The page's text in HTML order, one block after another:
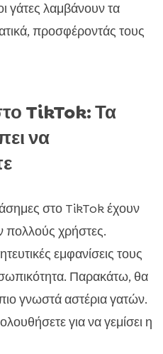
γάτες λαμβάνουν τα
προσφέροντάς τους
TikTok: Τα
να
στο TikTok έχουν
πολλούς χρήστες.
εμφανίσεις τους
Παρακάτω, θα
γνωστά αστέρια γατών.
για να γεμίσει η